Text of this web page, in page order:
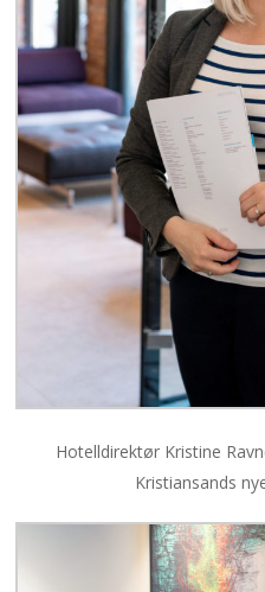
Hotelldirektør Kristine
Kristiansands